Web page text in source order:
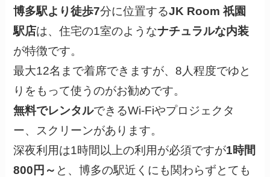
博多駅より徒歩7分に位置するJK Room 祇園
駅店は、住宅の1室のようなナチュラルな内装
が特徴です。
最大12名まで着席できますが、8人程度でゆと
りをもって使うのがお勧めです。
無料でレンタルできるWi-Fiやプロジェクタ
ー、スクリーンがあります。
深夜利用は1時間以上の利用が必須ですが1時間
800円～ と、博多の駅近くにも関わらずとても